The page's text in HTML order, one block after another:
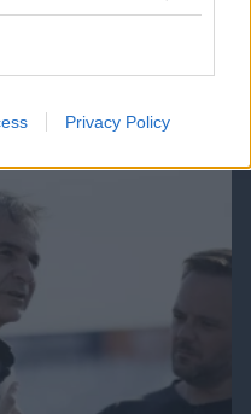
Privacy Policy
σφηνάκι ελαιόλαδο
που το δοκίμασε για